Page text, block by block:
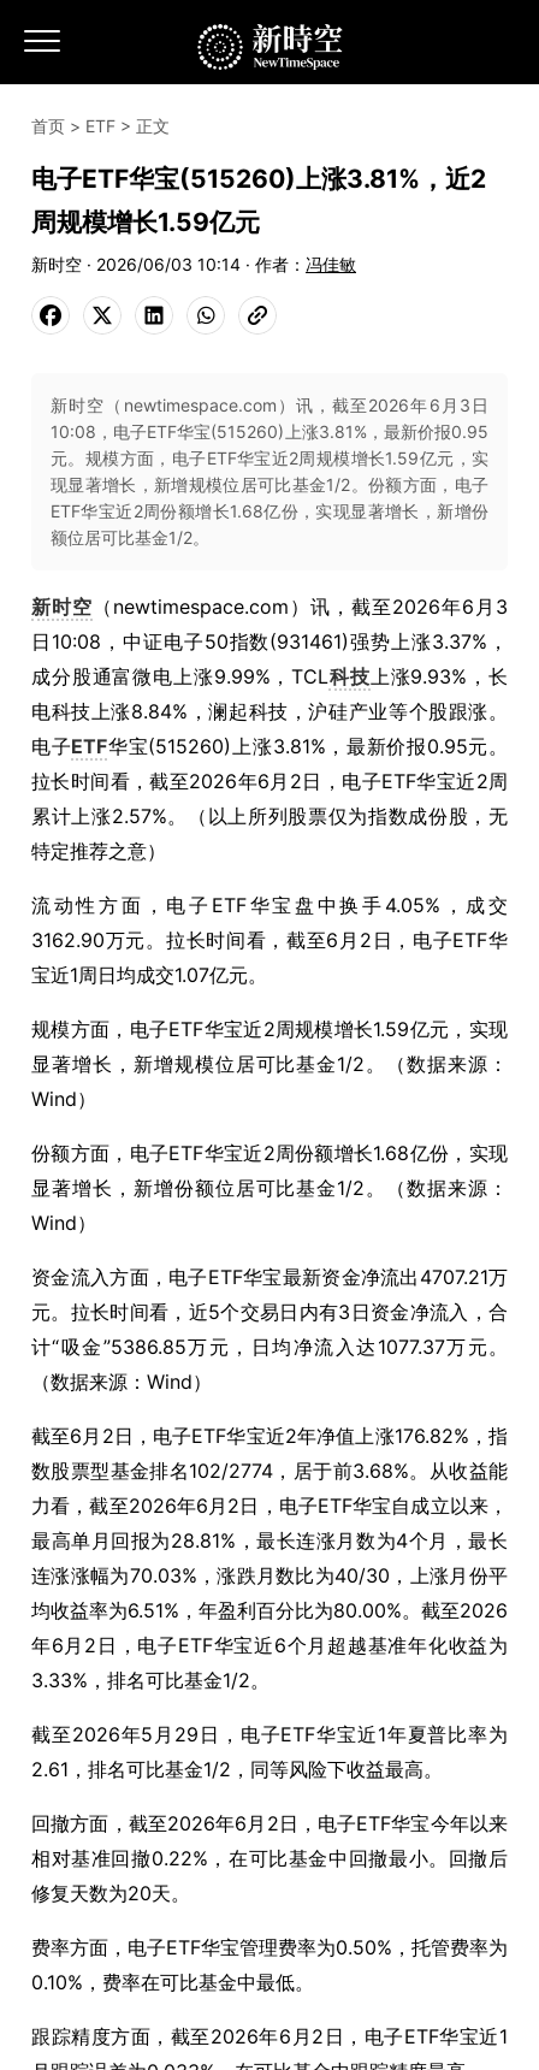
首页 > ETF > 正文
电子ETF华宝(515260)上涨3.81%，近2
周规模增长1.59亿元
新时空 · 2026/06/03 10:14 · 作者： 冯佳敏
新时空（newtimespace.com）讯，截至2026年6月3日
10:08，电子ETF华宝(515260)上涨3.81%，最新价报0.95
元。规模方面，电子ETF华宝近2周规模增长1.59亿元，实
现显著增长，新增规模位居可比基金1/2。份额方面，电子
ETF华宝近2周份额增长1.68亿份，实现显著增长，新增份
额位居可比基金1/2。
新时空 （newtimespace.com）讯，截至2026年6月3
日10:08，中证电子50指数(931461)强势上涨3.37%，
成分股通富微电上涨9.99%，TCL科技上涨9.93%，长
电科技上涨8.84%，澜起科技，沪硅产业等个股跟涨。
电子ETF华宝(515260)上涨3.81%，最新价报0.95元。
拉长时间看，截至2026年6月2日，电子ETF华宝近2周
累计上涨2.57%。（以上所列股票仅为指数成份股，无
特定推荐之意）
流动性方面，电子ETF华宝盘中换手4.05%，成交
3162.90万元。拉长时间看，截至6月2日，电子ETF华
宝近1周日均成交1.07亿元。
规模方面，电子ETF华宝近2周规模增长1.59亿元，实现
显著增长，新增规模位居可比基金1/2。（数据来源：
Wind）
份额方面，电子ETF华宝近2周份额增长1.68亿份，实现
显著增长，新增份额位居可比基金1/2。（数据来源：
Wind）
资金流入方面，电子ETF华宝最新资金净流出4707.21万
元。拉长时间看，近5个交易日内有3日资金净流入，合
计“吸金”5386.85万元，日均净流入达1077.37万元。
（数据来源：Wind）
截至6月2日，电子ETF华宝近2年净值上涨176.82%，指
数股票型基金排名102/2774，居于前3.68%。从收益能
力看，截至2026年6月2日，电子ETF华宝自成立以来，
最高单月回报为28.81%，最长连涨月数为4个月，最长
连涨涨幅为70.03%，涨跌月数比为40/30，上涨月份平
均收益率为6.51%，年盈利百分比为80.00%。截至2026
年6月2日，电子ETF华宝近6个月超越基准年化收益为
3.33%，排名可比基金1/2。
截至2026年5月29日，电子ETF华宝近1年夏普比率为
2.61，排名可比基金1/2，同等风险下收益最高。
回撤方面，截至2026年6月2日，电子ETF华宝今年以来
相对基准回撤0.22%，在可比基金中回撤最小。回撤后
修复天数为20天。
费率方面，电子ETF华宝管理费率为0.50%，托管费率为
0.10%，费率在可比基金中最低。
跟踪精度方面，截至2026年6月2日，电子ETF华宝近1